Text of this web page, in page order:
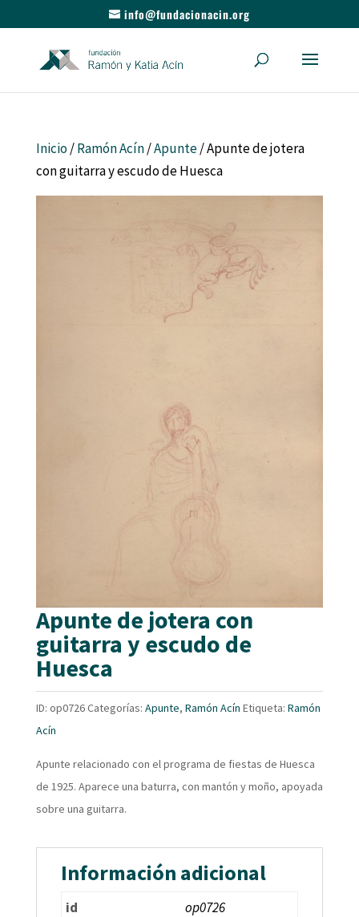
info@fundacionacin.org
Inicio/Ramón Acín/Apunte/ Apunte de jotera
con guitarra y escudo de Huesca
Apunte de jotera con
guitarra y escudo de
Huesca
ID: op0726Categorías: Apunte, Ramón Acín Etiqueta: Ramón
Acín
Apunte relacionado con el programa de fiestas de Huesca
de 1925. Aparece una baturra, con mantón y moño, apoyada
sobre una guitarra.
Información adicional
id
op0726